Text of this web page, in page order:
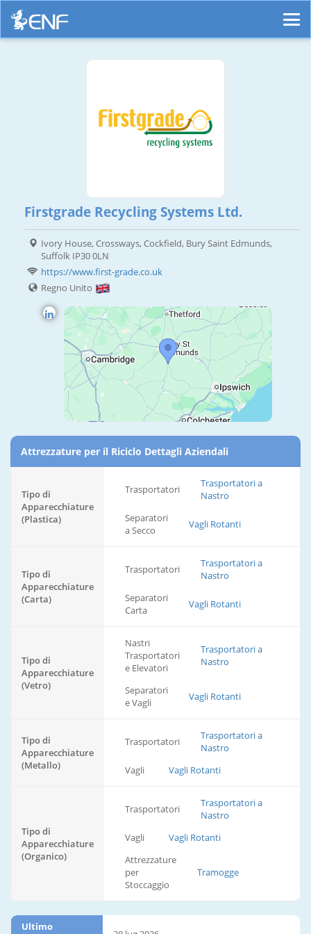
Firstgrade Recycling Systems Ltd.
Ivory House, Crossways, Cockfield, Bury Saint Edmunds,
Suffolk IP30 0LN
https://www.first-grade.co.uk
Regno Unito
Attrezzature per il Riciclo Dettagli Aziendali
Tipo di
Apparecchiature
(Plastica)
Trasportatori
Trasportatori a
Nastro
Separatori
a Secco
Vagli Rotanti
Tipo di
Apparecchiature
(Carta)
Trasportatori
Trasportatori a
Nastro
Separatori
Carta
Vagli Rotanti
Tipo di
Apparecchiature
(Vetro)
Nastri
Trasportatori
e Elevatori
Trasportatori a
Nastro
Separatori
e Vagli
Vagli Rotanti
Tipo di
Apparecchiature
(Metallo)
Trasportatori
Trasportatori a
Nastro
Vagli
Vagli Rotanti
Tipo di
Apparecchiature
(Organico)
Trasportatori
Trasportatori a
Nastro
Vagli
Vagli Rotanti
Attrezzature
per
Stoccaggio
Tramogge
Ultimo